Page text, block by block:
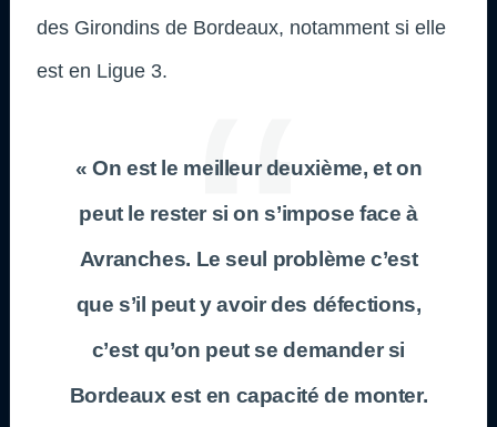
des Girondins de Bordeaux, notamment si elle
est en Ligue 3.
« On est le meilleur deuxième, et on
peut le rester si on s’impose face à
Avranches. Le seul problème c’est
que s’il peut y avoir des défections,
c’est qu’on peut se demander si
Bordeaux est en capacité de monter.